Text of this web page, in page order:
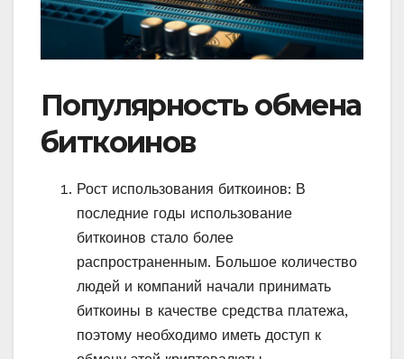
Популярность обмена
биткоинов
Рост использования биткоинов: В
последние годы использование
биткоинов стало более
распространенным. Большое количество
людей и компаний начали принимать
биткоины в качестве средства платежа,
поэтому необходимо иметь доступ к